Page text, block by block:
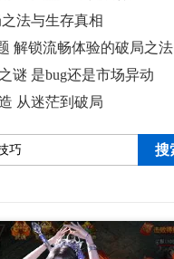
法与生存真相
解锁流畅体验的破局之法
谜 是bug还是市场异动
从迷茫到破局